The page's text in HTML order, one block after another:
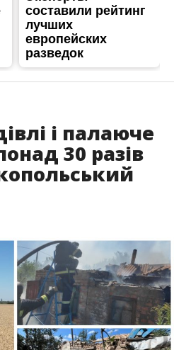
Нікопольський
Унаслідок
мешканка. В громадах
будинків.
ДніпроОВА
Сергій
.